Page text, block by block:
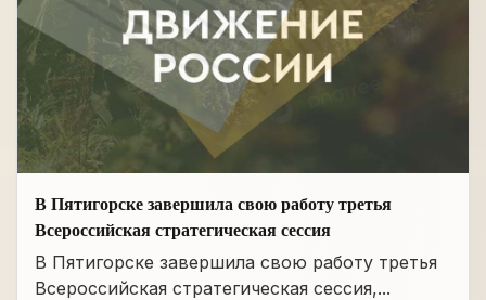
В Пятигорске завершила свою работу третья
Всероссийская стратегическая сессия
В Пятигорске завершила свою работу третья
Всероссийская стратегическая сессия,...